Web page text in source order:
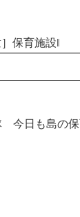
保育施設
今日も島の保